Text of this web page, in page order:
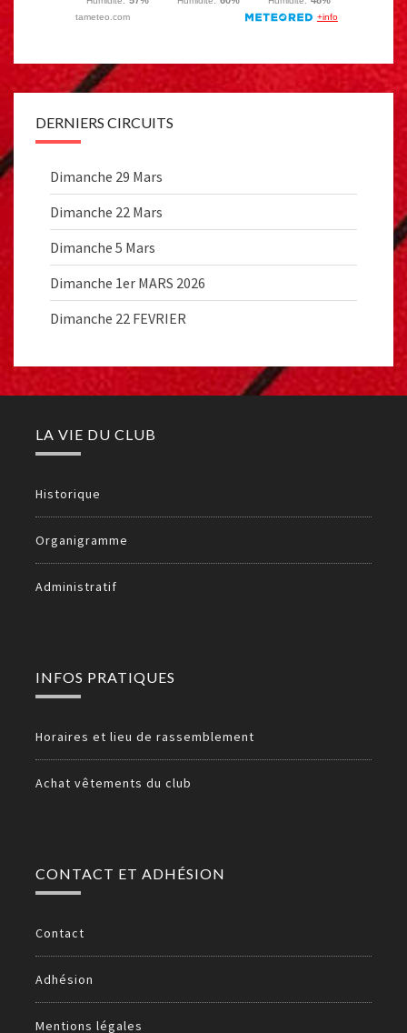
DERNIERS CIRCUITS
Dimanche 29 Mars
Dimanche 22 Mars
Dimanche 5 Mars
Dimanche 1er MARS 2026
Dimanche 22 FEVRIER
LA VIE DU CLUB
Historique
Organigramme
Administratif
INFOS PRATIQUES
Horaires et lieu de rassemblement
Achat vêtements du club
CONTACT ET ADHÉSION
Contact
Adhésion
Mentions légales